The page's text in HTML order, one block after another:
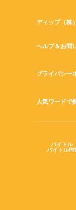
ディップ（株）
ヘルプ＆お問
プライバシー
人気ワードで
バイトル
バイトル